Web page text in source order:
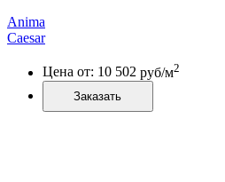
Anima
Caesar
Цена от: 10 502 руб/м2
Заказать